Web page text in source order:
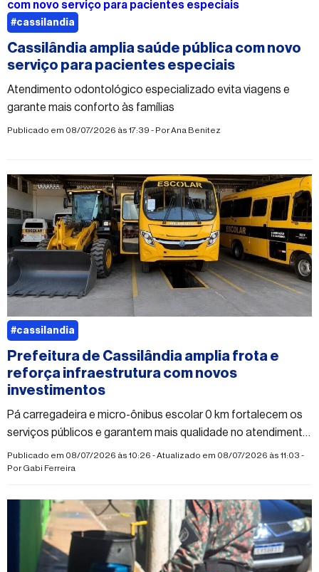
Cassilândia amplia saúde pública com novo
serviço para pacientes especiais
Atendimento odontológico especializado evita viagens e
garante mais conforto às famílias
Publicado em 08/07/2026 às 17:39 - PorAna Benitez
#cassilandia
Prefeitura de Cassilândia amplia frota e
reforça infraestrutura com novos
investimentos
Pá carregadeira e micro-ônibus escolar 0 km fortalecem os
serviços públicos e garantem mais qualidade no atendimento
à população
Publicado em 08/07/2026 às 10:26 - Atualizado em 08/07/2026 às 11:03 -
PorGabi Ferreira
#cassilandia